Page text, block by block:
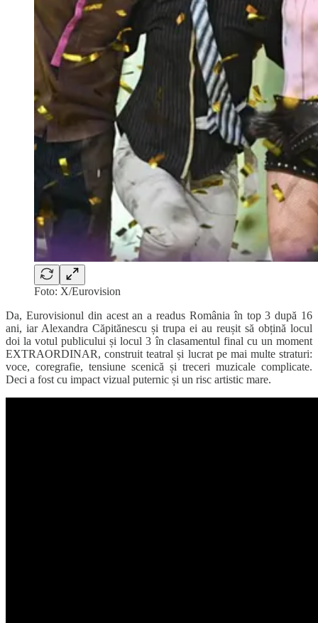
Foto: X/Eurovision
Da, Eurovisionul din acest an a readus România în top 3 după 16
ani, iar Alexandra Căpitănescu și trupa ei au reușit să obțină locul
doi la votul publicului și locul 3 în clasamentul final cu un moment
EXTRAORDINAR, construit teatral și lucrat pe mai multe straturi:
voce, coregrafie, tensiune scenică și treceri muzicale complicate.
Deci a fost cu impact vizual puternic și un risc artistic mare.